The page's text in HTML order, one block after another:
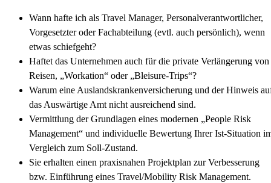
Wann hafte ich als Travel Manager, Personalverantwortlicher,
Vorgesetzter oder Fachabteilung (evtl. auch persönlich), wenn
etwas schiefgeht?
Haftet das Unternehmen auch für die private Verlängerung von
Reisen, „Workation“ oder „Bleisure-Trips“?
Warum eine Auslandskrankenversicherung und der Hinweis
das Auswärtige Amt nicht ausreichend sind.
Vermittlung der Grundlagen eines modernen „People Risk
Management“ und individuelle Bewertung Ihrer Ist-Situation
Vergleich zum Soll-Zustand.
Sie erhalten einen praxisnahen Projektplan zur Verbesserung
bzw. Einführung eines Travel/Mobility Risk Management.